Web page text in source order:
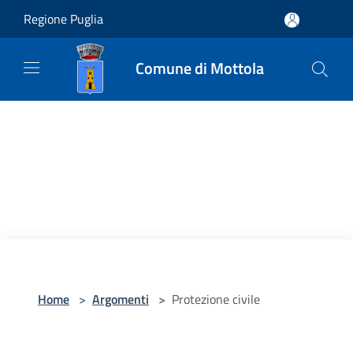
Regione Puglia
Comune di Mottola
Home > Argomenti > Protezione civile